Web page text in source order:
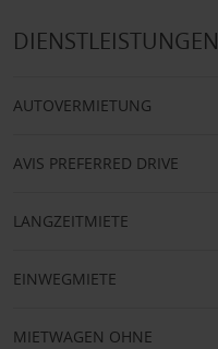
DIENSTLEISTUNGEN
AUTOVERMIETUNG
AVIS PREFERRED DRIVE
LANGZEITMIETE
EINWEGMIETE
MIETWAGEN OHNE